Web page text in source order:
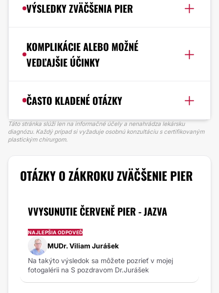
VÝSLEDKY ZVÄČŠENIA PIER
KOMPLIKÁCIE ALEBO MOŽNÉ
VEDĽAJŠIE ÚČINKY
ČASTO KLADENÉ OTÁZKY
Táto stránka slúži len na informačné účely a nenahrádza lekársku
diagnózu. Každý prípad si vyžaduje osobnú konzultáciu s certifikovaným
plastickým chirurgom.
OTÁZKY O ZÁKROKU ZVÄČŠENIE PIER
VVYSUNUTIE ČERVENĚ PIER - JAZVA
NAJLEPŠIA ODPOVEĎ
MUDr. Viliam Jurášek
Na takýto výsledok sa môžete pozrieť v mojej
fotogalérii na S pozdravom Dr.Jurášek